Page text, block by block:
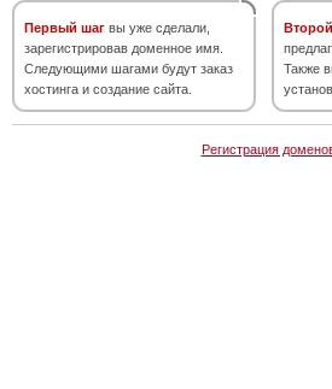
Первый шаг вы уже сделали,
зарегистрировав доменное имя.
Следующими шагами будут заказ
хостинга и создание сайта.
Также
Регистрация